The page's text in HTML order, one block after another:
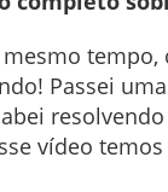
Passei
vídeo